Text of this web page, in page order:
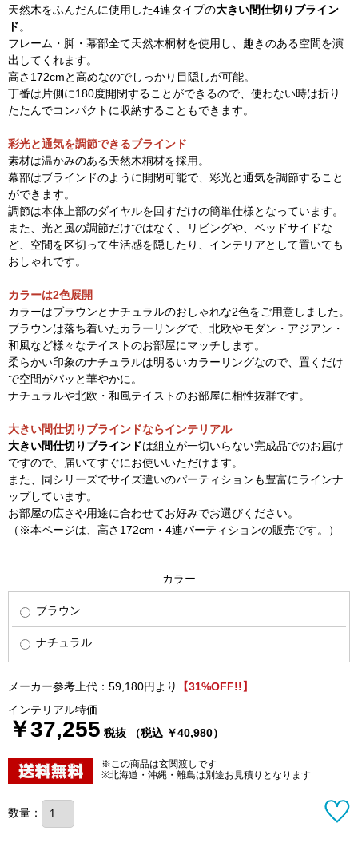
天然木をふんだんに使用した4連タイプの大きい間仕切りブライン
ド。
フレーム・脚・幕部全て天然木桐材を使用し、趣きのある空間を演
出してくれます。
高さ172cmと高めなのでしっかり目隠しが可能。
丁番は片側に180度開閉することができるので、使わない時は折り
たたんでコンパクトに収納することもできます。
彩光と通気を調節できるブラインド
素材は温かみのある天然木桐材を採用。
幕部はブラインドのように開閉可能で、彩光と通気を調節すること
ができます。
調節は本体上部のダイヤルを回すだけの簡単仕様となっています。
また、光と風の調節だけではなく、リビングや、ベッドサイドな
ど、空間を区切って生活感を隠したり、インテリアとして置いても
おしゃれです。
カラーは2色展開
カラーはブラウンとナチュラルのおしゃれな2色をご用意しました。
ブラウンは落ち着いたカラーリングで、北欧やモダン・アジアン・
和風など様々なテイストのお部屋にマッチします。
柔らかい印象のナチュラルは明るいカラーリングなので、置くだけ
で空間がパッと華やかに。
ナチュラルや北欧・和風テイストのお部屋に相性抜群です。
大きい間仕切りブラインドならインテリアル
大きい間仕切りブラインドは組立が一切いらない完成品でのお届け
ですので、届いてすぐにお使いいただけます。
また、同シリーズでサイズ違いのパーティションも豊富にラインナ
ップしています。
お部屋の広さや用途に合わせてお好みでお選びください。
（※本ページは、高さ172cm・4連パーティションの販売です。）
カラー
ブラウン
ナチュラル
メーカー参考上代：59,180円より
【31%OFF!!】
インテリアル特価
￥37,255 税抜 （税込 ￥40,980）
※この商品は玄関渡しです
※北海道・沖縄・離島は別途お見積りとなります
数量：